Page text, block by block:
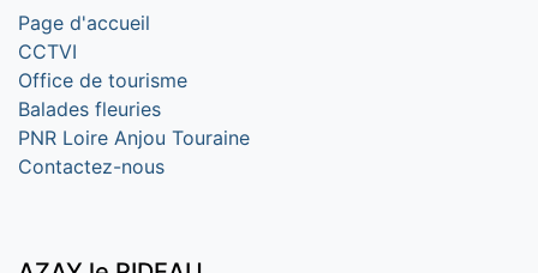
Page d'accueil
CCTVI
Office de tourisme
Balades fleuries
PNR Loire Anjou Touraine
Contactez-nous